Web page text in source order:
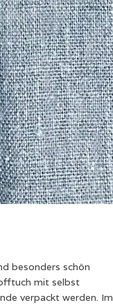
besonders schön
mit selbst
verpackt werden. Im